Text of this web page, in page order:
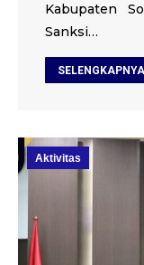
Kabupaten
Sanksi…
SELENGKAPNYA
Aktivitas